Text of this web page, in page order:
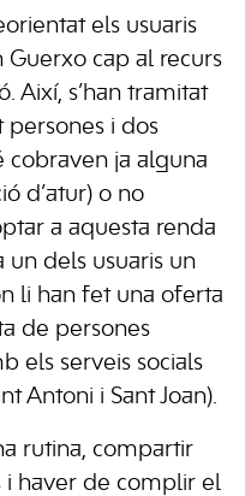
els usuaris
Guerxo cap al recurs
Així, s’han tramitat
persones i dos
cobraven ja alguna
d’atur) o no
a aquesta renda
un dels usuaris un
li han fet una oferta
de persones
els serveis socials
Antoni i Sant Joan).
rutina, compartir
i haver de complir el